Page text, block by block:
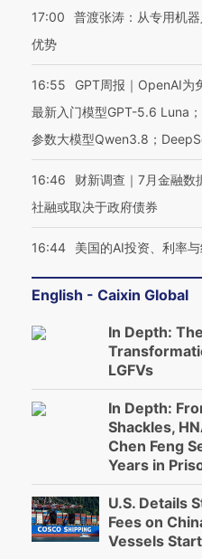
17:00
普渡张涛：从专用机
优势
16:55
GPT周报｜OpenAI为
最新入门模型GPT-5.6 Luna
参数大模型Qwen3.8；
16:46
财新调查｜7月金融数
社融或取决于政府债券
16:44 美国的AI投资、利率
English - Caixin Global
In Depth:
LGFVs
In Depth:
Shackles,
Chen Feng
Years in
U.S. Details
Fees on
Vessels